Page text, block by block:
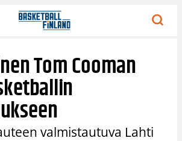
Tom Cooman
valmistautuva Lahti